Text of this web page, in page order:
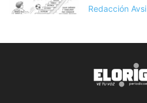
Redacción Avsi